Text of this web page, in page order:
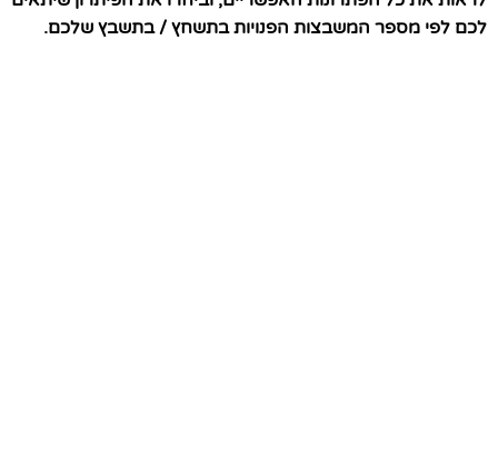
לכם לפי מספר המשבצות הפנויות בתשחץ / בתשבץ שלכם.